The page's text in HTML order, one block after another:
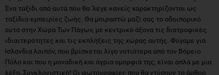
Ένα ταξίδι από αυτά που θα 'λεγε κανείς χαρακτηρίζονται ως
ταξίδια-εμπειρίες ζωής. Θα μοιραστώ μαζί σας το οδοιπορικό
αυτό στην Χώρα Των Πάγων, με κεντρικό άξονα τις διατροφικές
ιδιαιτερότητες και τις εκπλήξεις της χώρας αυτής. Φύγαμε για
Ισλανδία λοιπόν, που βρίσκεται λίγο νοτιότερα από τον Βόρειο
Πόλο και που η μοναδική και άγρια ομορφιά της, είναι απλά με μια
λέξη, Συγκλονιστική! Οι φωτογραφίες που θα ντύσουν το άρθρο